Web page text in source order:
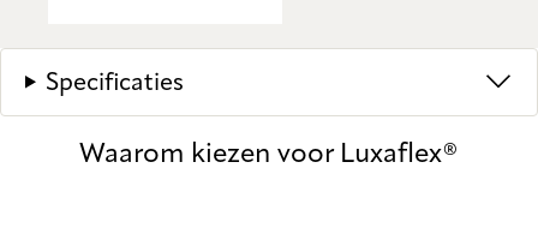
Specificaties
Waarom kiezen voor Luxaflex®